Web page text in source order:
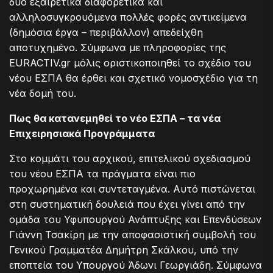
αλληλοσυγκρουόμενα πολλές φορές αντικείμενα
(δημόσια έργα – περιβάλλον) απεδείχθη
αποτυχημένο. Σύμφωνα με πληροφορίες της
EURACTIV.gr μόλις οριστικοποιηθεί το σχέδιο του
νέου ΕΣΠΑ θα έρθει και σχετικό νομοσχέδιο για τη
νέα δομή του.
Πως θα κατανεμηθεί το νέο ΕΣΠΑ – τα νέα
Επιχειρησιακά Προγράμματα
Στο κομμάτι του αρχικού, επιτελικού σχεδιασμού
του νέου ΕΣΠΑ τα πράγματα είναι πιο
προχωρημένα και συντεταγμένα. Αυτό πιστώνεται
στη συστηματική δουλειά που έχει γίνει από την
ομάδα του Υφυπουργού Ανάπτυξης και Επενδύσεων
Γιάννη Τσακίρη με την αποφασιστική συμβολή του
Γενικού Γραμματέα Δημήτρη Σκάλκου, υπό την
εποπτεία του Υπουργού Άδωνι Γεωργιάδη. Σύμφωνα